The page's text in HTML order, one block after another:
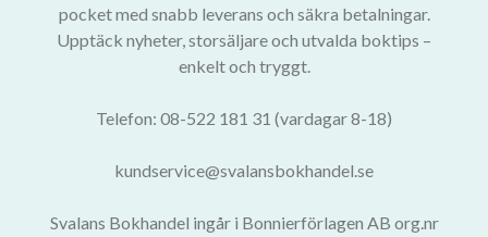
pocket med snabb leverans och säkra betalningar.
Upptäck nyheter, storsäljare och utvalda boktips –
enkelt och tryggt.
Telefon: 08-522 181 31 (vardagar 8-18)
kundservice@svalansbokhandel.se
Svalans Bokhandel ingår i Bonnierförlagen AB org.nr